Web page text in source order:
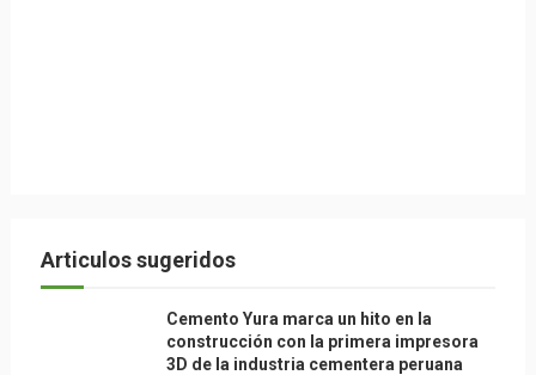
Articulos sugeridos
Cemento Yura marca un hito en la
construcción con la primera impresora
3D de la industria cementera peruana